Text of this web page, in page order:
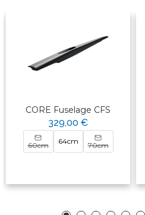
CORE Fuselage CFS
329,00 €
60cm 64cm 70cm